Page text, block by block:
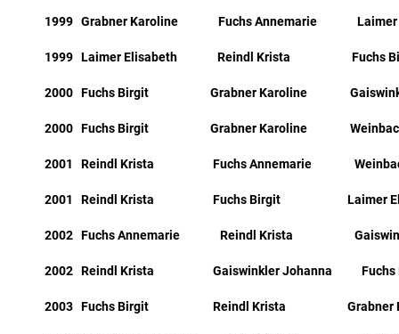
1999 Grabner Karoline Fuchs Annemarie Laimer
1999 Laimer Elisabeth Reindl Krista Fuchs
2000 Fuchs Birgit Grabner Karoline
2000 Fuchs Birgit Grabner Karoline
2001 Reindl Krista Fuchs Annemarie
2001 Reindl Krista Fuchs Birgit Laimer
2002 Fuchs Annemarie Reindl Krista
2002 Reindl Krista Gaiswinkler Johanna Fuchs
2003 Fuchs Birgit Reindl Krista Grabner